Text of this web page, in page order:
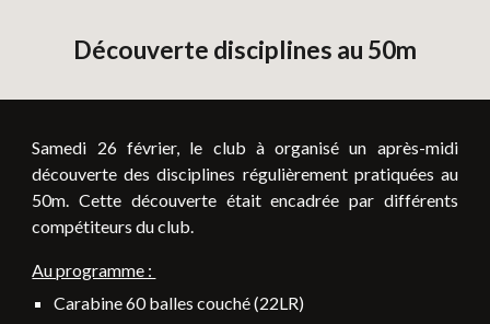
Découverte disciplines au 50m
Samedi 26 février, le club à organisé un après-midi
découverte des disciplines régulièrement pratiquées au
50m. Cette découverte était encadrée par différents
compétiteurs du club.
Au programme :
Carabine 60 balles couché (22LR)